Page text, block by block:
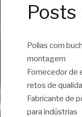
Polias com
montagem
Fornecedor de
retos de
Fabricante de
para indústrias